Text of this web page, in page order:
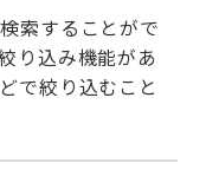
索することがで
り込み機能があ
で絞り込むこと